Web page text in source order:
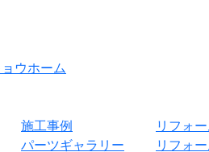
施工事例
パーツギャラリー
リフォ
リフォ